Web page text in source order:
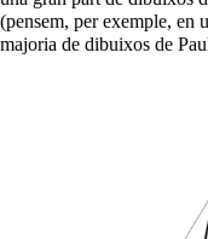
(pensem, per exemple, en
majoria de dibuixos de